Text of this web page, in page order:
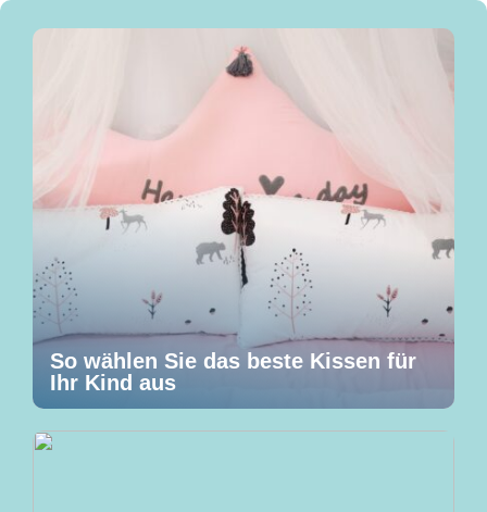
So wählen Sie das beste Kissen für
Ihr Kind aus